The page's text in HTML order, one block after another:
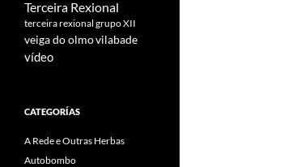
Terceira Rexional
terceira rexional grupo XII
veiga do olmovilabade
vídeo
CATEGORÍAS
A Rede e Outras Herbas
Autobombo